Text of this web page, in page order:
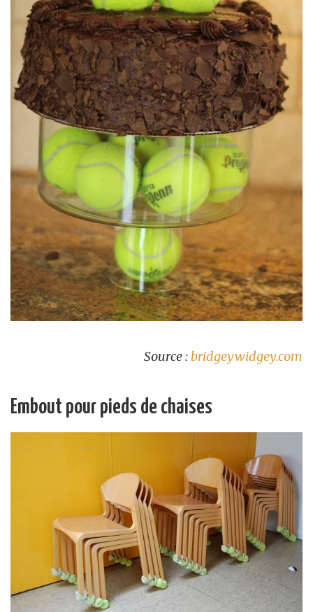
Source :bridgeywidgey.com
Embout pour pieds de chaises